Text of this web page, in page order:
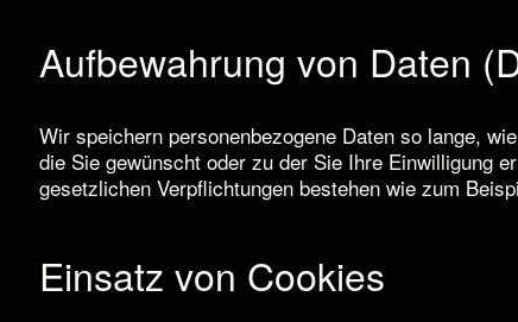
Aufbewahrung von Daten
Wir speichern personenbezogene Daten so lange,
die Sie gewünscht oder zu der Sie Ihre Einwilligung
gesetzlichen Verpflichtungen bestehen wie zum
Einsatz von Cookies